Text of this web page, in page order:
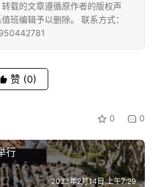
载的文章遵循原作者的版权声
班编辑予以删除。 联系方式：
赞 (0)
0 0
行
2023年2月14日 上午7:29